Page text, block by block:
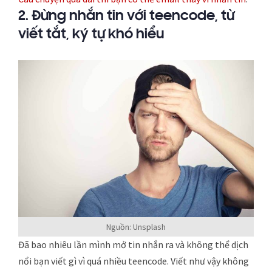
2. Đừng nhắn tin với teencode, từ
viết tắt, ký tự khó hiểu
Nguồn: Unsplash
Đã bao nhiêu lần mình mở tin nhắn ra và không thể dịch
nổi bạn viết gì vì quá nhiều teencode. Viết như vậy không